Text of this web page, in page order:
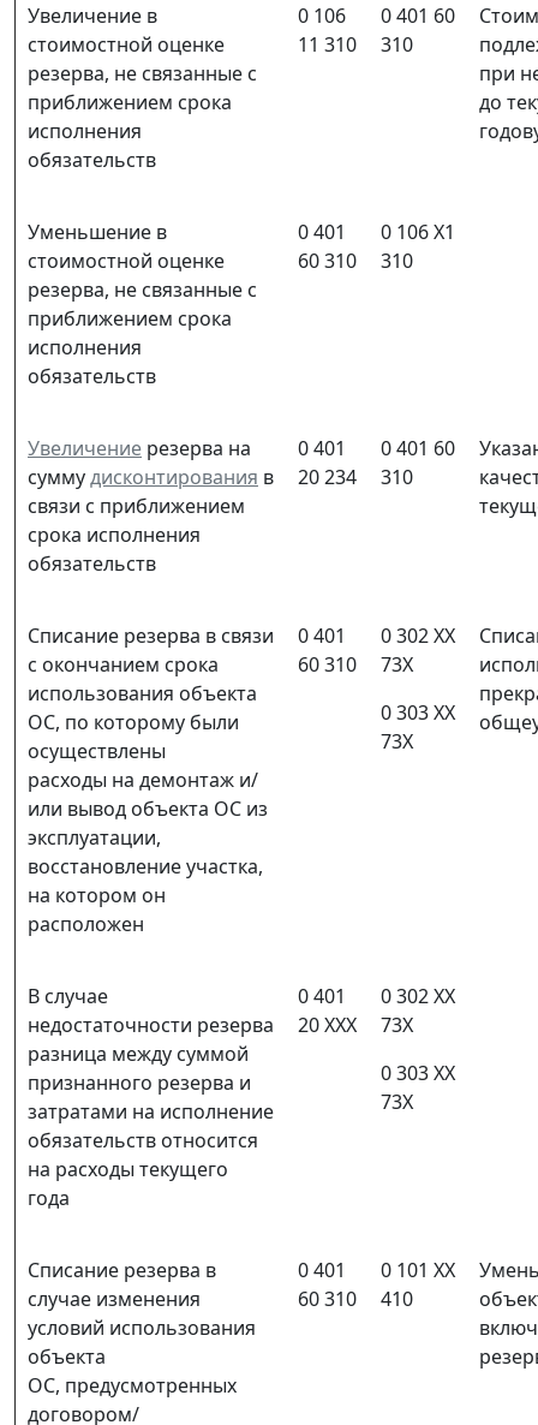
Увеличение в
стоимостной оценке
резерва, не связанные с
приближением срока
исполнения
обязательств
0 106
11 310
0 401 60
310
при
до
Уменьшение в
стоимостной оценке
резерва, не связанные с
приближением срока
исполнения
обязательств
0 401
60 310
0 106 Х1
310
Увеличение резерва на
суммудисконтирования в
связи с приближением
срока исполнения
обязательств
0 401
20 234
0 401 60
310
Списание резерва в связи
с окончанием срока
использования объекта
ОС, по которому были
осуществлены
расходы на демонтаж и/
или вывод объекта ОС из
эксплуатации,
восстановление участка,
на котором он
расположен
0 401
60 310
0 302 ХХ
73Х
0 303 ХХ
73Х
В случае
недостаточности резерва
разница между суммой
признанного резерва и
затратами на исполнение
обязательств относится
на расходы текущего
года
0 401
20 ХХХ
0 302 ХХ
73Х
0 303 ХХ
73Х
Списание резерва в
случае изменения
условий использования
объекта
ОС, предусмотренных
договором/
0 401
60 310
0 101 ХХ
410